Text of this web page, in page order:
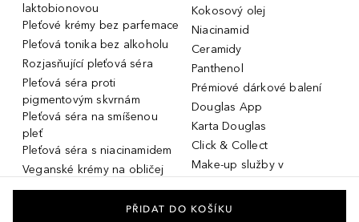
laktobionovou
Pleťové krémy bez parfemace
Pleťová tonika bez alkoholu
Rozjasňující pleťová séra
Pleťová séra proti
pigmentovým skvrnám
Pleťová séra na smíšenou
pleť
Pleťová séra s niacinamidem
Veganské krémy na obličej
Miniatury parfémů, cestovní
Kokosový olej
Niacinamid
Ceramidy
Panthenol
Prémiové dárkové balení
Douglas App
Karta Douglas
Click & Collect
Make-up služby v
parfumeriích Douglas
PŘIDAT DO KOŠÍKU